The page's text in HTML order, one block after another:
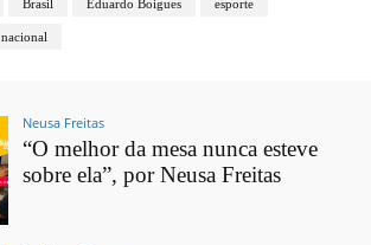
Brasil Eduardo Boigues esporte
nacional
Neusa Freitas
“O melhor da mesa nunca esteve
sobre ela”, por Neusa Freitas